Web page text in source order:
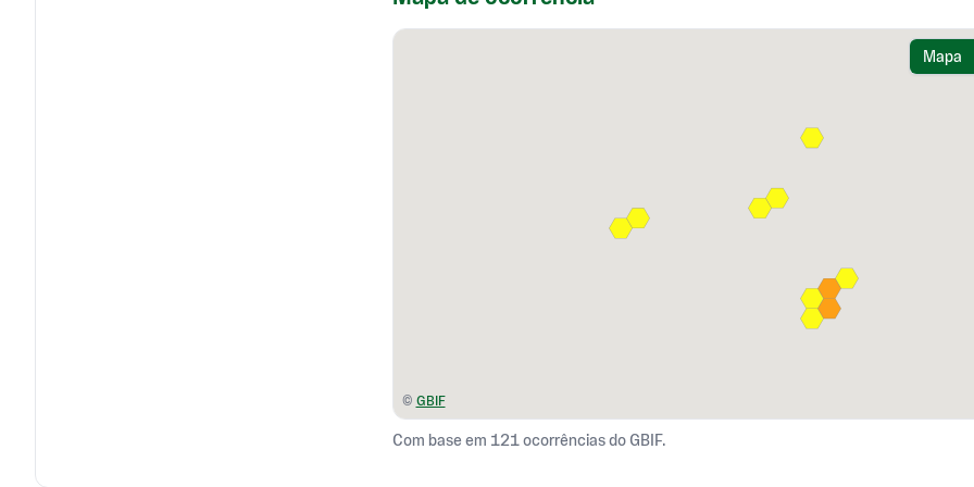
Mapa
© GBIF
Com base em 121 ocorrências do GBIF.